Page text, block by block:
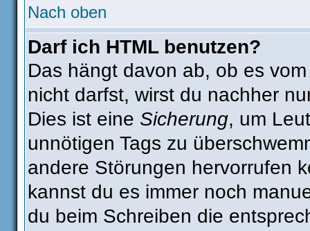
Nach oben
Darf ich HTML benutzen?
Das hängt davon ab, ob es
nicht darfst, wirst du nachher
Dies ist eine Sicherung, um
unnötigen Tags zu
andere Störungen hervorrufen
kannst du es immer noch
du beim Schreiben die